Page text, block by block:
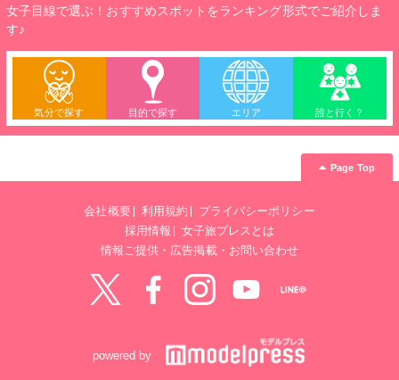
女子目線で選ぶ！おすすめスポットをランキング形式でご紹介しま
す♪
気分で探す 目的で探す エリア 誰と行く？
Page Top
会社概要 利用規約
プライバシーポリシー
採用情報
女子旅プレスとは
情報ご提供・広告掲載・お問い合わせ
powered by